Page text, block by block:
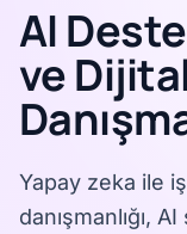
AI
ve
Yapay zeka ile
danışmanlığı,